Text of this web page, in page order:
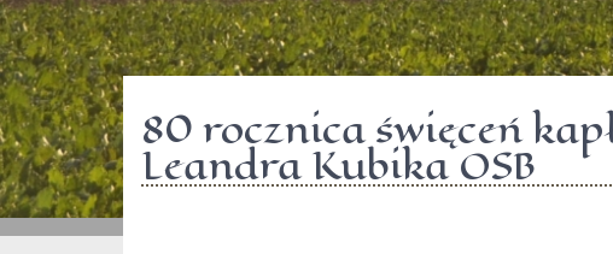
80 rocznica święceń
Leandra Kubika OSB